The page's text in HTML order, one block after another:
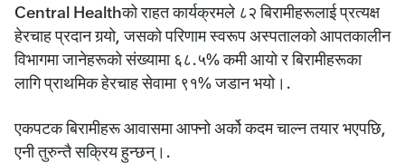
Central Healthको राहत कार्यक्रमले ८२ बिरामीहरूलाई प्रत्यक्ष
हेरचाह प्रदान गर्‍यो, जसको परिणाम स्वरूप अस्पतालको आपतकालीन
विभागमा जानेहरूको संख्यामा ६८.५% कमी आयो र बिरामीहरूका
लागि प्राथमिक हेरचाह सेवामा ९१% जडान भयो।.
एकपटक बिरामीहरू आवासमा आफ्नो अर्को कदम चाल्न तयार भएपछि,
एनी तुरुन्तै सक्रिय हुन्छन्।.